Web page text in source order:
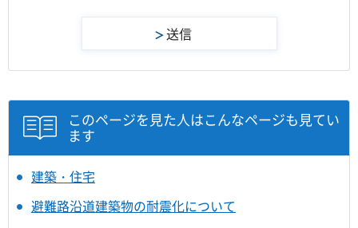
このページを見た人はこんなページも見てい
ます
建築・住宅
避難路沿道建築物の耐震化について